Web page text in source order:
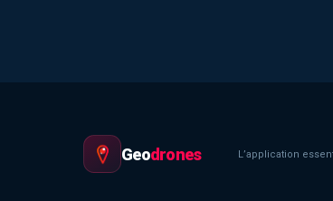
Geodrones L’application